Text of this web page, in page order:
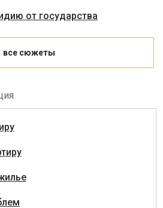
от государства
все сюжеты